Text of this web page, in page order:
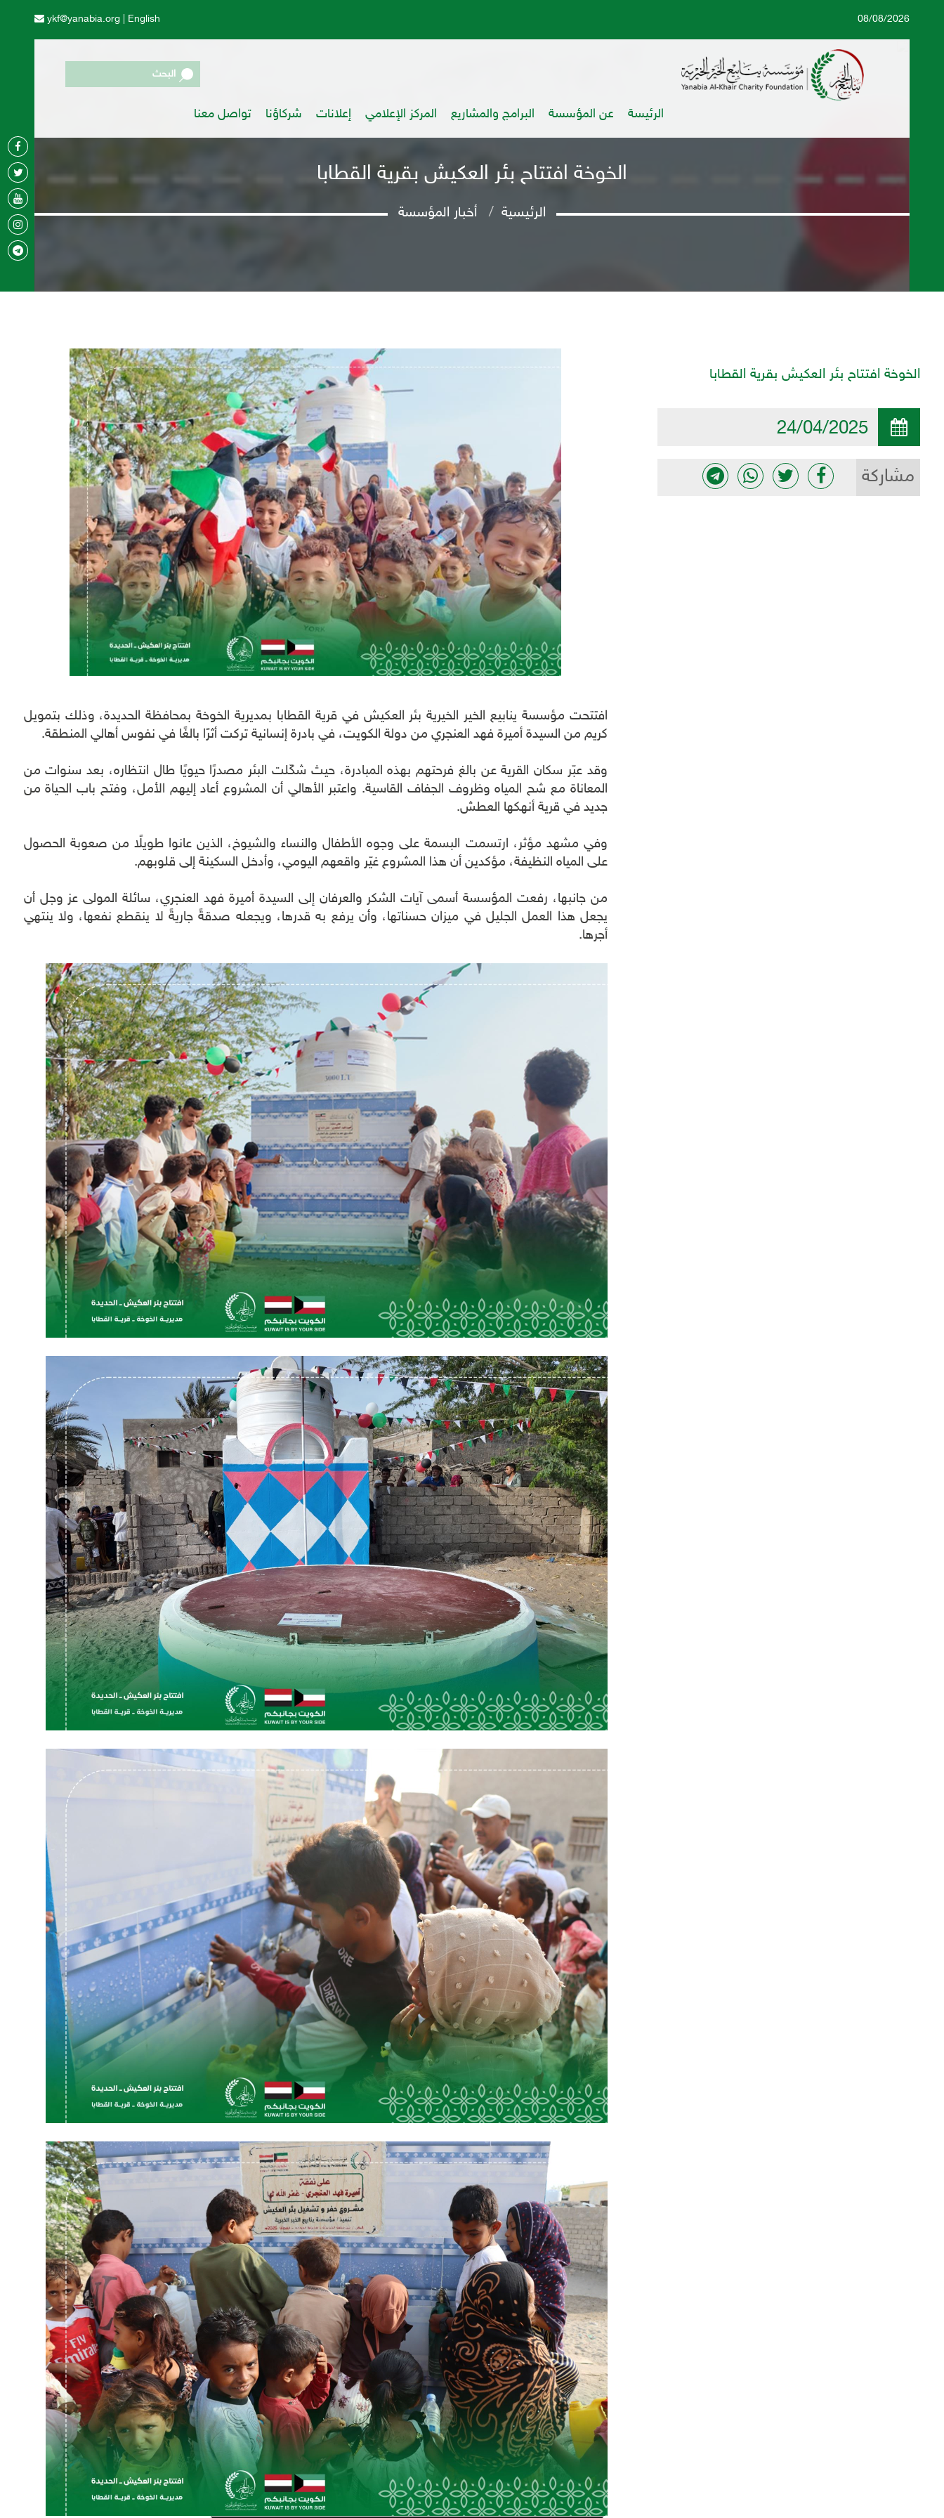
English
ykf@yanabia.org 08/08/2026
البحث
الرئيسة عن المؤسسة البرامج والمشاريع المركز الإعلامي إعلانات شركاؤنا تواصل معنا
الخوخة افتتاح بئر العكيش بقرية القطابا
الرئيسية أخبار المؤسسة
الخوخة افتتاح بئر العكيش بقرية القطابا
24/04/2025
مشاركة
افتتحت مؤسسة ينابيع الخير الخيرية بئر العكيش في قرية القطابا بمديرية الخوخة بمحافظة الحديدة، وذلك بتمويل
كريم من السيدة أميرة فهد العنجري من دولة الكويت، في بادرة إنسانية تركت أثرًا بالغًا في نفوس أهالي المنطقة.
وقد عبّر سكان القرية عن بالغ فرحتهم بهذه المبادرة، حيث شكّلت البئر مصدرًا حيويًا طال انتظاره، بعد سنوات من
المعاناة مع شح المياه وظروف الجفاف القاسية. واعتبر الأهالي أن المشروع أعاد إليهم الأمل، وفتح باب الحياة من
جديد في قرية أنهكها العطش.
وفي مشهد مؤثر، ارتسمت البسمة على وجوه الأطفال والنساء والشيوخ، الذين عانوا طويلًا من صعوبة الحصول
على المياه النظيفة، مؤكدين أن هذا المشروع غيّر واقعهم اليومي، وأدخل السكينة إلى قلوبهم.
من جانبها، رفعت المؤسسة أسمى آيات الشكر والعرفان إلى السيدة أميرة فهد العنجري، سائلة المولى عز وجل أن
يجعل هذا العمل الجليل في ميزان حسناتها، وأن يرفع به قدرها، ويجعله صدقةً جاريةً لا ينقطع نفعها، ولا ينتهي
أجرها.